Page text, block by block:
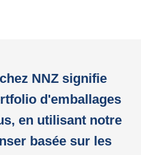
NNZ signifie
d'emballages
en utilisant notre
basée sur les